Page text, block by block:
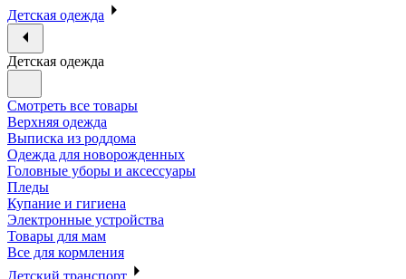
Детская одежда
Детская одежда
Смотреть все товары
Верхняя одежда
Выписка из роддома
Одежда для новорожденных
Головные уборы и аксессуары
Пледы
Купание и гигиена
Электронные устройства
Товары для мам
Все для кормления
Детский транспорт